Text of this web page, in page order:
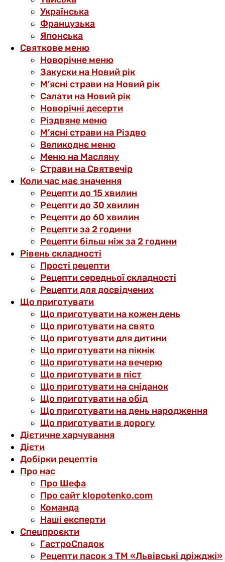
Українська
Французька
Японська
Святкове меню
Новорічне меню
Закуски на Новий рік
М’ясні страви на Новий рік
Салати на Новий рік
Новорічні десерти
Різдвяне меню
М’ясні страви на Різдво
Великоднє меню
Меню на Масляну
Страви на Святвечір
Коли час має значення
Рецепти до 15 хвилин
Рецепти до 30 хвилин
Рецепти до 60 хвилин
Рецепти за 2 години
Рецепти більш ніж за 2 години
Рівень складності
Прості рецепти
Рецепти середньої складності
Рецепти для досвідчених
Що приготувати
Що приготувати на кожен день
Що приготувати на свято
Що приготувати для дитини
Що приготувати на пікнік
Що приготувати на вечерю
Що приготувати в піст
Що приготувати на сніданок
Що приготувати на обід
Що приготувати на день народження
Що приготувати в дорогу
Дієтичне харчування
Дієти
Добірки рецептів
Про нас
Про Шефа
Про сайт klopotenko.com
Команда
Наші експерти
Спецпроєкти
ГастроСпадок
Рецепти пасок з ТМ «Львівські дріжджі»